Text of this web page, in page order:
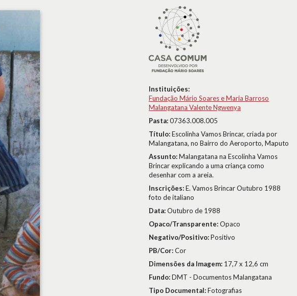
Instituições:
Fundação Mário Soares e Maria Barroso
Malangatana Valente Ngwenya
Pasta:07363.008.005
Título:Escolinha Vamos Brincar, criada por
Malangatana, no Bairro do Aeroporto, Maputo
Assunto:Malangatana na Escolinha Vamos
Brincar explicando a uma criança como
desenhar com a areia.
Inscrições:E. Vamos Brincar Outubro 1988
foto de italiano
Data:Outubro de 1988
Opaco/Transparente:Opaco
Negativo/Positivo:Positivo
PB/Cor:Cor
Dimensões da Imagem: 17,7 x 12,6 cm
Fundo:DMT - Documentos Malangatana
Tipo Documental:Fotografias